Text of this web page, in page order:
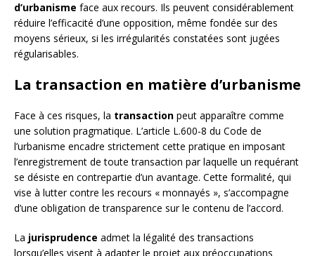
d’urbanisme face aux recours. Ils peuvent considérablement
réduire l’efficacité d’une opposition, même fondée sur des
moyens sérieux, si les irrégularités constatées sont jugées
régularisables.
La transaction en matière d’urbanisme
Face à ces risques, la transaction peut apparaître comme
une solution pragmatique. L’article L.600-8 du Code de
l’urbanisme encadre strictement cette pratique en imposant
l’enregistrement de toute transaction par laquelle un requérant
se désiste en contrepartie d’un avantage. Cette formalité, qui
vise à lutter contre les recours « monnayés », s’accompagne
d’une obligation de transparence sur le contenu de l’accord.
La jurisprudence admet la légalité des transactions
lorsqu’elles visent à adapter le projet aux préoccupations